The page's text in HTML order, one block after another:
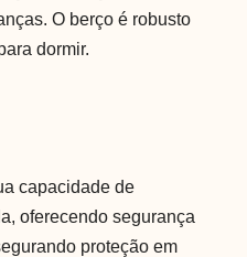
O berço é robusto
dormir.
capacidade de
oferecendo segurança
proteção em